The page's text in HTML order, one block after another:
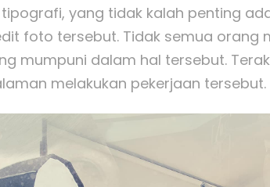
tipografi, yang tidak kalah penting
foto tersebut. Tidak semua orang
mumpuni dalam hal tersebut.
melakukan pekerjaan tersebut.